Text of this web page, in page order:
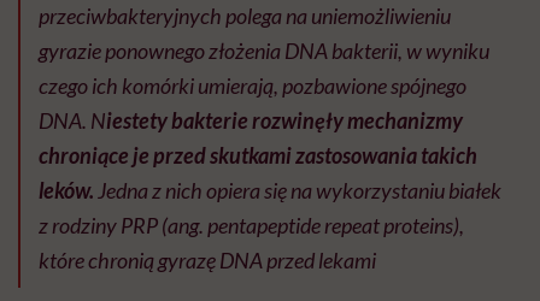
przeciwbakteryjnych polega na uniemożliwieniu
gyrazie ponownego złożenia DNA bakterii, w wyniku
czego ich komórki umierają, pozbawione spójnego
DNA. Niestety bakterie rozwinęły mechanizmy
chroniące je przed skutkami zastosowania takich
leków. Jedna z nich opiera się na wykorzystaniu białek
z rodziny PRP (ang. pentapeptide repeat proteins),
które chronią gyrazę DNA przed lekami